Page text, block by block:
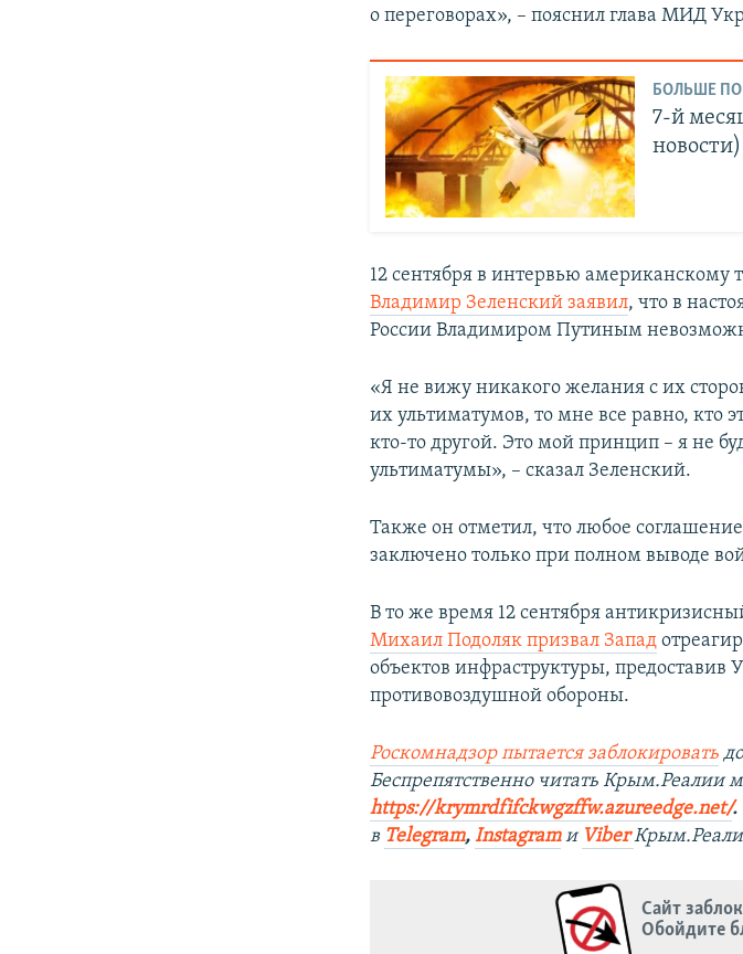
о переговорах», – пояснил глава МИД
БОЛЬШЕ ПО
7-й
новости)
12 сентября в интервью американскому
Владимир Зеленский заявил, что в
России Владимиром Путиным
«Я не вижу никакого желания с их
их ультиматумов, то мне все равно, кто
кто-то другой. Это мой принцип – я не
ультиматумы», – сказал Зеленский.
Также он отметил, что любое
заключено только при полном выводе
В то же время 12 сентября
Михаил Подоляк призвал Запад
объектов инфраструктуры,
противовоздушной обороны.
Роскомнадзор пытается заблокировать
Беспрепятственно читать
https://krymrdfifckwgzffw.azureedge.net/. ​
в Telegram, Instagram и Viber
Сайт
Обойдите